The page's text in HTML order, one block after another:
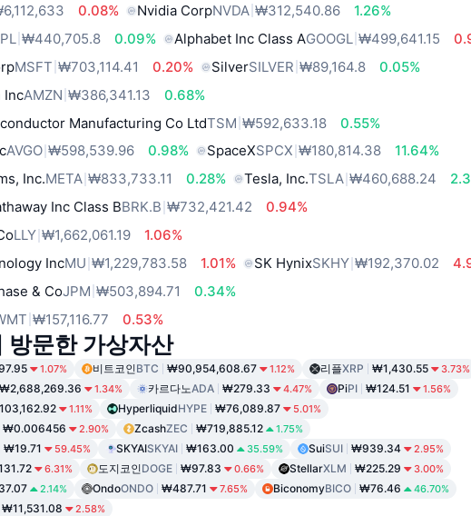
0.08% Nvidia CorpNVDA ₩312,540.86
1.26%
₩440,705.8 0.09% Alphabet Inc Class AGOOGL ₩499,641.15
MSFT ₩703,114.41 0.20% SilverSILVER ₩89,164.8
0.05%
IncAMZN ₩386,341.13
0.68%
Manufacturing Co LtdTSM ₩592,633.18
0.55%
AVGO ₩598,539.96 0.98% SpaceXSPCX ₩180,814.38
11.64%
Inc.META ₩833,733.11 0.28% Tesla, Inc.TSLA ₩460,688.24
Inc Class BBRK.B ₩732,421.42
0.94%
LLY ₩1,662,061.19
1.06%
IncMU ₩1,229,783.58 1.01% SK HynixSKHY ₩192,370.02
& CoJPM ₩503,894.71
0.34%
₩157,116.77 0.53%
방문한 가상자산
1.07% 비트코인BTC ₩90,954,608.67 1.12% 리플XRP ₩1,430.55 3.73%
₩2,688,269.36 1.34% 카르다노ADA ₩279.33 4.47% PiPI ₩124.51 1.56%
1.11% HyperliquidHYPE ₩76,089.87 5.01%
₩0.006456 2.90% ZcashZEC ₩719,885.12 1.75%
₩19.71 59.45% SKYAISKYAI ₩163.00 35.59% SuiSUI ₩939.34 2.95%
6.31% 도지코인DOGE ₩97.83 0.66% StellarXLM ₩225.29 3.00%
2.14% OndoONDO ₩487.71 7.65% BiconomyBICO ₩76.46 46.70%
₩11,531.08 2.58%